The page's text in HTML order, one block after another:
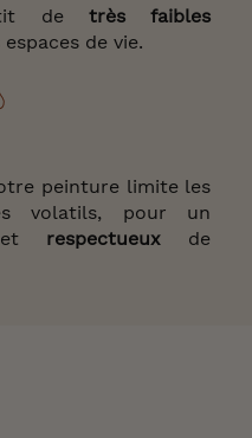
de très faibles
de vie.
peinture limite les
volatils, pour un
respectueux de